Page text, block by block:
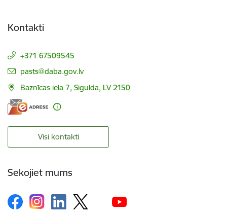
Kontakti
+371 67509545
E-pasts:
pasts@daba.gov.lv
Baznīcas iela 7, Sigulda, LV 2150
Visi kontakti
Sekojiet mums